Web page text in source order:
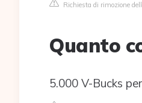
Richiesta di rimozione
Quanto
5.000 V-Bucks